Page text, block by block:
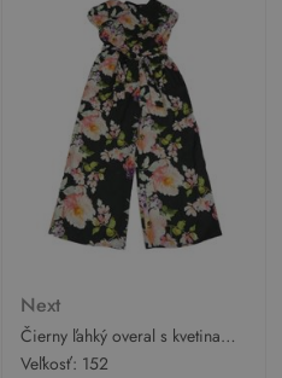
Next
Čierny ľahký overal s kvetinami
Next
Veľkosť: 152